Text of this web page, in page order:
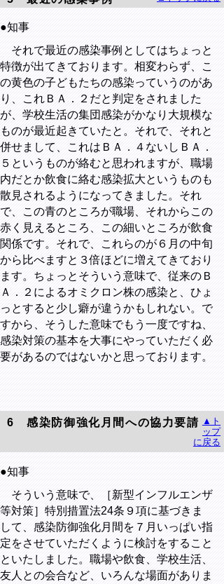
●知事
それで最近の感染事例としてはちょっと
特徴が出てきております。相変わらず、こ
の黄色の子どもたちの感染っていうのがあ
り、これＢＡ．２だと判定をされました
が、学校生活の集団感染がかなり大規模な
ものが最近起きていたと。それで、それと
併せまして、これはＢＡ．４ないしＢＡ．
５というものが絡むと思われますが、職場
内だとか飲食に絡む感染拡大というものも
散見されるようになってきました。それ
で、この青のところが職場、それからこの
赤く見えるところ、この細いところが飲食
関係です。それで、これらのが６月の中旬
から比べますと３倍ほどに増えてきており
ます。ちょっとそういう意味で、従来のＢ
Ａ．２によるオミクロン株の感染と、ひょ
っとすると少し癖が違うかもしれない。で
すから、そうした意味でもう一度ですね、
感染対策の基本を大事にやっていただく必
要があるのではないかと思っております。
6感染防御強化月間への協力要請 ▲ト
ップ
に戻る
●知事
そういう意味で、［新型インフルエンザ
等対策］特別措置法24条９項に基づきま
して、感染防御強化月間を７月いっぱい指
定をさせていただくように検討をすること
といたしました。職場や飲食、学校生活、
友人との会合など、いろんな場面がありま